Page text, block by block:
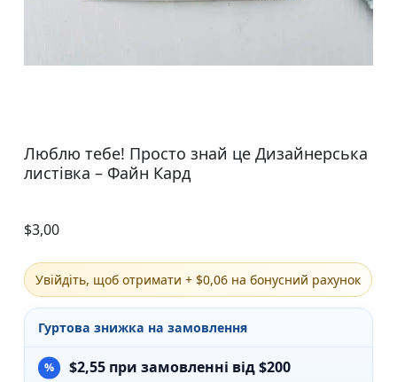
Люблю тебе! Просто знай це Дизайнерська
листівка – Файн Кард
$3,00
Увійдіть, щоб отримати + $0,06 на бонусний рахунок
Гуртова знижка на замовлення
$2,55 при замовленні від $200